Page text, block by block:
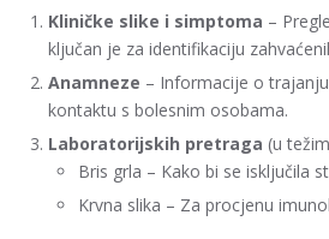
Kliničke slike i simptoma –
ključan je za identifikaciju
Anamneze – Informacije o
kontaktu s bolesnim osobama.
Laboratorijskih pretraga (u
Bris grla – Kako bi se isključila
Krvna slika – Za procjenu